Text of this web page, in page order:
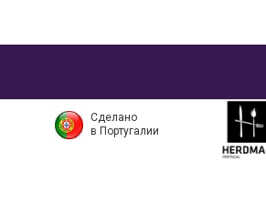
Сделано
в Португалии